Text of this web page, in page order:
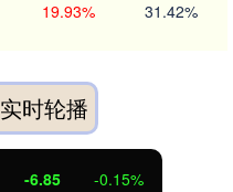
19.93% 31.42%
时轮播
-6.85 -0.15%